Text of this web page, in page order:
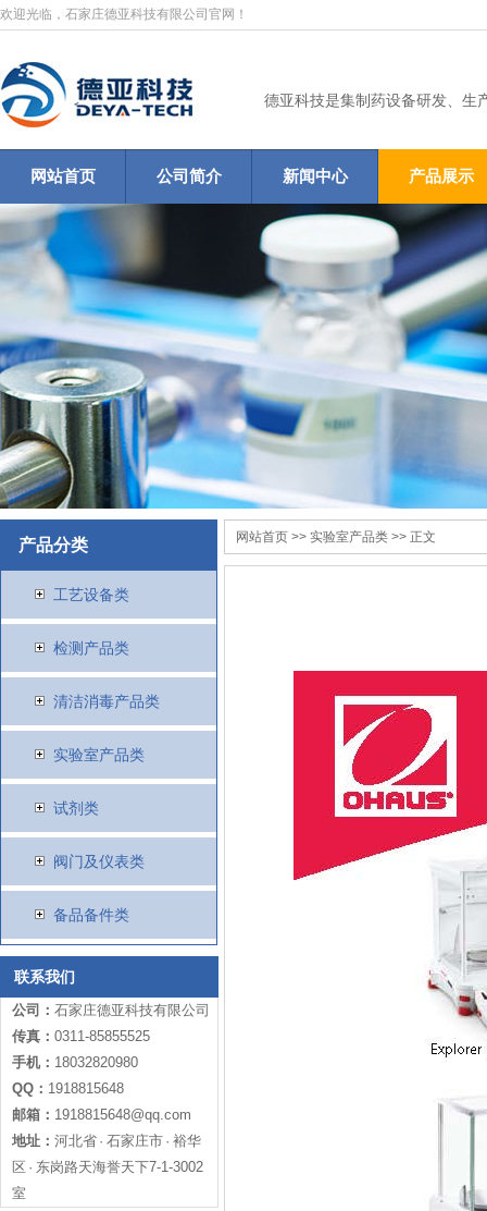
欢迎光临，石家庄德亚科技有限公司官网！
德亚科技是集制药设备研发、生
网站首页 公司简介 新闻中心 产品展示
产品分类
工艺设备类
检测产品类
清洁消毒产品类
实验室产品类
试剂类
阀门及仪表类
备品备件类
联系我们
公司： 石家庄德亚科技有限公司
传真： 0311-85855525
手机： 18032820980
QQ： 1918815648
邮箱： 1918815648@qq.com
地址： 河北省 · 石家庄市 · 裕华
区 · 东岗路天海誉天下7-1-3002
室
网站首页 >> 实验室产品类 >> 正文